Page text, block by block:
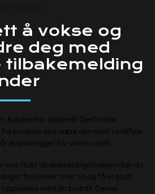
å vokse og
deg med
tilbakemelding
Kunden har alltid rett! Derfor kan
kundene dine være den mest verdifulle
du planlegger for videre vekst.
Hubs tilbakemeldingsfunksjon kan du
fra kunder over tid og få et godt
opplevelse med din bedrift. Denne